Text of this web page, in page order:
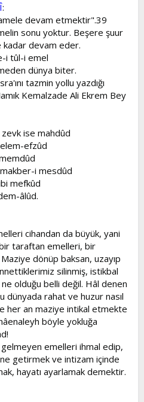
:
devam etmektir".39
sonu yoktur. Beşere şuur
kadar devam eder.
i tûl-i emel
dünya biter.
tazmin yollu yazdığı
Kemalzade Ali Ekrem Bey
ise mahdûd
efzûd
i mesdûd
mefkûd
âlûd.
cihandan da büyük, yani
taraftan emelleri, bir
dönüp baksan, uzayıp
silinmiş, istikbal
olduğu belli değil. Hâl denen
dünyada rahat ve huzur nasıl
her an maziye intikal etmekte
böyle yokluğa
emelleri ihmal edip,
getirmek ve intizam içinde
hayatı ayarlamak demektir.